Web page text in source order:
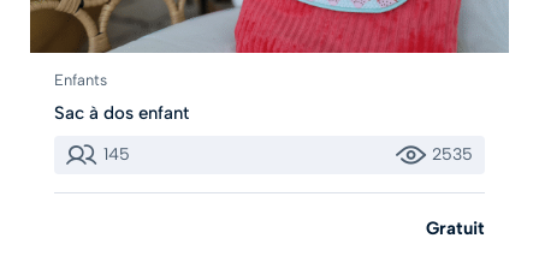
Enfants
Sac à dos enfant
145 2535
Gratuit